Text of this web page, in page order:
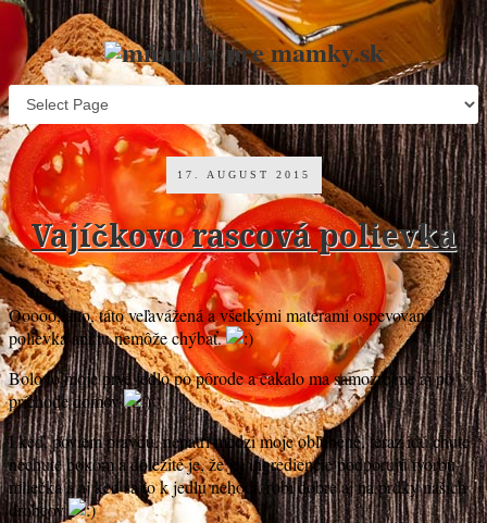
17. AUGUST 2015
Vajíčkovo rascová polievka
Ooooo, áno, táto veľavážená a všetkými materami ospevovaná
polievka ani tu nemôže chýbať.
Bolo to moje prvé jedlo po pôrode a čakalo ma samozrejme aj po
príchode domov
I keď, poviem pravdu, nepatrí medzi moje obľúbené, teraz idú chute
nechute bokom a dôležité je, že jej ingrediencie podporujú tvorbu
mliečka a aj keď sa to k jedlu nehodí, robí dobre aj na prdky našich
drobcov